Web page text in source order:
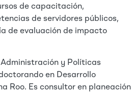
de capacitación,
de servidores públicos,
de evaluación de impacto
Administración y Políticas
en Desarrollo
Roo. Es consultor en planeación